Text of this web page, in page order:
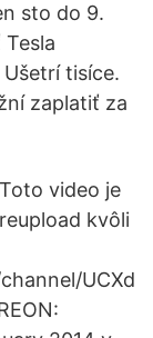
sto do 9.
tisíce.
zaplatiť za
Toto video je
reupload kvôli
UCXd